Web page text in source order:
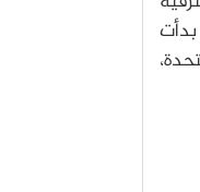
في الولايات المتحدة،